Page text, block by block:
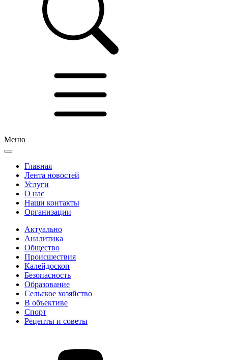
Меню
Главная
Лента новостей
Услуги
О нас
Наши контакты
Организации
Актуально
Аналитика
Общество
Происшествия
Калейдоскоп
Безопасность
Образование
Сельское хозяйство
В объективе
Спорт
Рецепты и советы